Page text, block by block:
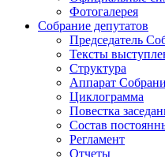
Фотогалерея
Собрание депутатов
Председатель
Тексты
Структура
Аппарат
Циклограмма
Повестка
Состав
Регламент
Отчеты